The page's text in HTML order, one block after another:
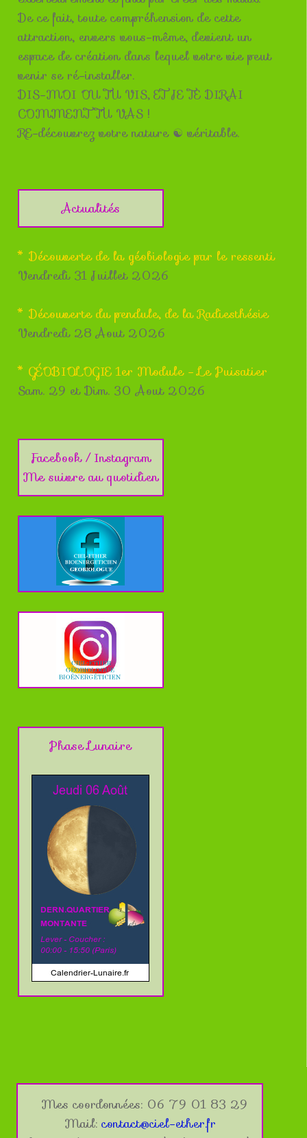
De ce fait, toute compréhension de cette
attraction, envers vous-même, devient un
espace de création dans lequel votre vie peut
venir se ré-installer.
DIS-MOI OU TU VIS, ET JE TE DIRAI
COMMENT TU VAS !
RE-découvrez votre nature ☯ véritable.
Actualités
* Découverte de la géobiologie par le ressenti
Vendredi 31 Juillet 2026
* Découverte du pendule, de la Radiesthésie
Vendredi 28 Aout 2026
* GÉOBIOLOGIE 1er Module - Le Puisatier
Sam. 29 et Dim. 30 Aout 2026
Facebook / Instagram
Me suivre au quotidien
Phase Lunaire
Mes coordonnées: 06 79 01 83 29
Mail: contact@ciel-ether.fr